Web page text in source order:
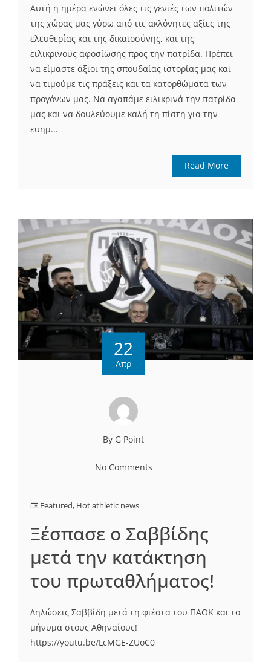
Αυτή η ημέρα ενώνει όλες τις γενιές των πολιτών
της χώρας μας γύρω από τις ακλόνητες αξίες της
ελευθερίας και της δικαιοσύνης, και της
ειλικρινούς αφοσίωσης προς την πατρίδα. Πρέπει
να είμαστε άξιοι της σπουδαίας ιστορίας μας και
να τιμούμε τις πράξεις και τα κατορθώματα των
προγόνων μας. Να αγαπάμε ειλικρινά την πατρίδα
μας και να δουλεύουμε καλή τη πίστη για την
ευημ...
Read More
22
Απρ
By G Point
No Comments
Featured, Hot athletic news
Ξέσπασε ο Σαββίδης
μετά την κατάκτηση
του πρωταθλήματος!
Δηλώσεις Σαββίδη μετά τη φιέστα του ΠΑΟΚ και το
μήνυμα στους Αθηναίους!
https://youtu.be/LcMGE-ZUoC0